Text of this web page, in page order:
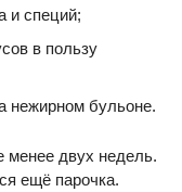
и специй;
в пользу
нежирном бульоне.
менее двух недель.
ещё парочка.